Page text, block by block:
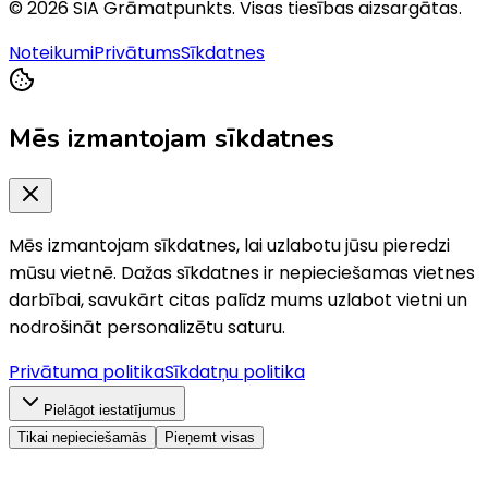
©2026SIA Grāmatpunkts. Visas tiesības aizsargātas.
NoteikumiPrivātumsSīkdatnes
Mēs izmantojam sīkdatnes
Mēs izmantojam sīkdatnes, lai uzlabotu jūsu pieredzi
mūsu vietnē. Dažas sīkdatnes ir nepieciešamas vietnes
darbībai, savukārt citas palīdz mums uzlabot vietni un
nodrošināt personalizētu saturu.
Privātuma politikaSīkdatņu politika
Pielāgot iestatījumus
Tikai nepieciešamās
Pieņemt visas